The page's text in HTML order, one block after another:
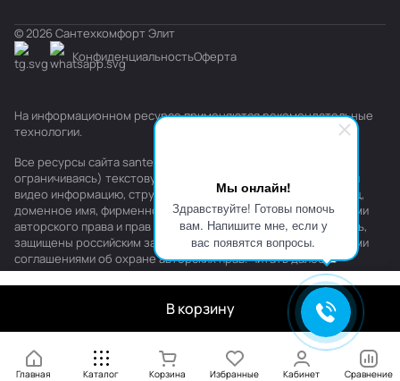
Мы онлайн!
Здравствуйте! Готовы помочь
вам. Напишите мне, если у
вас появятся вопросы.
В корзину
Главная Каталог Корзина Избранные Кабинет Сравнение
© 2026 Сантехкомфорт Элит
КонфиденциальностьОферта
На информационном ресурсе применяютсярекомендательные
технологии.
Все ресурсы сайта santehkomfort.ru, включая (но не
ограничиваясь) текстовую, графическую, фотографическую и
видео информацию, структуру, дизайн и оформление страниц,
доменное имя, фирменное наименование являются объектами
авторского права и прав на интеллектуальную собственность,
защищены российским законодательством и международными
соглашениями об охране авторских прав.Читать далее